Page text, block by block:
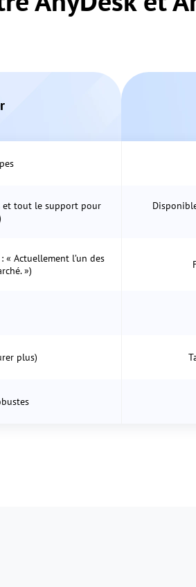
et tout le support pour
Actuellement l’un des
»)
plus)